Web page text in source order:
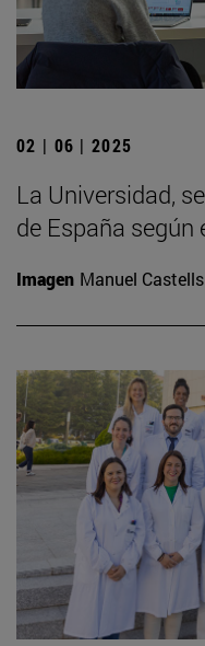
02 | 06 | 2025
La Universidad,
de España según
Imagen Manuel Castells